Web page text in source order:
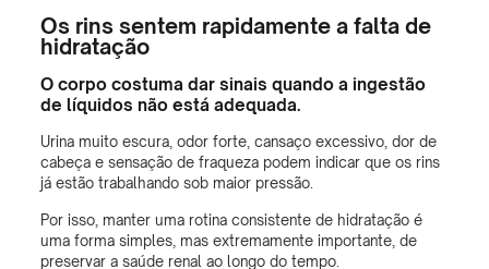
Os rins sentem rapidamente a falta de
hidratação
O corpo costuma dar sinais quando a ingestão
de líquidos não está adequada.
Urina muito escura, odor forte, cansaço excessivo, dor de
cabeça e sensação de fraqueza podem indicar que os rins
já estão trabalhando sob maior pressão.
Por isso, manter uma rotina consistente de hidratação é
uma forma simples, mas extremamente importante, de
preservar a saúde renal ao longo do tempo.